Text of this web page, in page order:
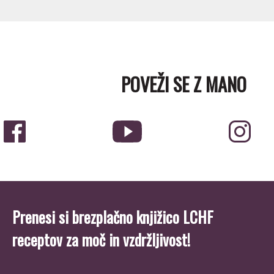
POVEŽI SE Z MANO
Prenesi si brezplačno knjižico LCHF
receptov za moč in vzdržljivost!